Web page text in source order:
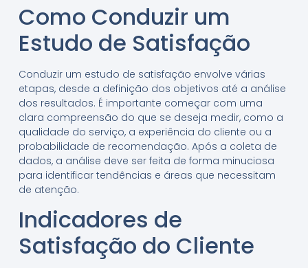
Como Conduzir um
Estudo de Satisfação
Conduzir um estudo de satisfação envolve várias
etapas, desde a definição dos objetivos até a análise
dos resultados. É importante começar com uma
clara compreensão do que se deseja medir, como a
qualidade do serviço, a experiência do cliente ou a
probabilidade de recomendação. Após a coleta de
dados, a análise deve ser feita de forma minuciosa
para identificar tendências e áreas que necessitam
de atenção.
Indicadores de
Satisfação do Cliente